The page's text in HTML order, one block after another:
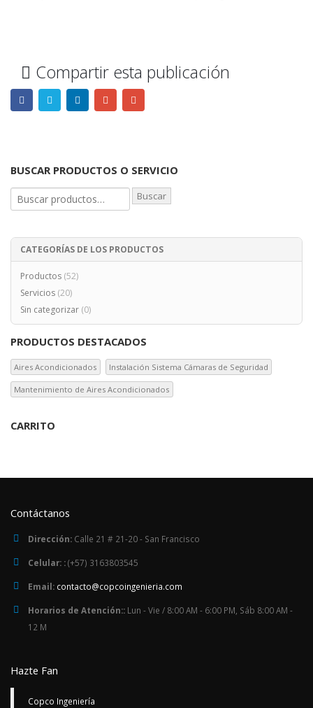
Compartir esta publicación
BUSCAR PRODUCTOS O SERVICIO
Buscar
CATEGORÍAS DE LOS PRODUCTOS
Productos (52)
Servicios (20)
Sin categorizar (0)
PRODUCTOS DESTACADOS
Aires Acondicionados Instalación Sistema Cámaras de Seguridad
Mantenimiento de Aires Acondicionados
CARRITO
Contáctanos
Dirección: Calle 21 # 21-20 - San Francisco
Celular: :(+57) 3163803545
Email: contacto@copcoingenieria.com
Horarios de Atención:: Lun - Vie / 8:00 AM - 6:00 PM, Sáb 8:00 AM -
12 M
Hazte Fan
Copco Ingeniería